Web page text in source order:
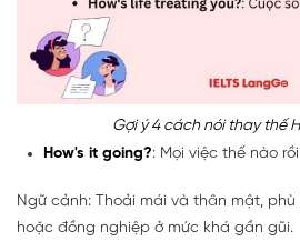
Gợi ý 4 cách nói thay thế
How's it going?: Mọi việc thế nào
Ngữ cảnh: Thoải mái và thân mật,
hoặc đồng nghiệp ở mức khá gần gũi.